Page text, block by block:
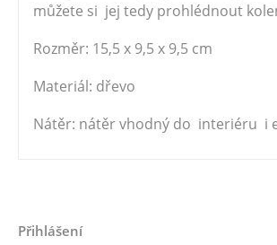
můžete si jej tedy prohlédnout
Rozměr: 15,5 x 9,5 x 9,5 cm
Materiál: dřevo
Nátěr: nátěr vhodný do interiéru i
Přihlášení